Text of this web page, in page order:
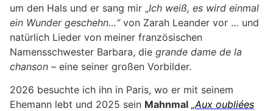
um den Hals und er sang mir „Ich weiß, es wird einmal
ein Wunder geschehn…“von Zarah Leander vor … und
natürlich Lieder von meiner französischen
Namensschwester Barbara, die grande dame de la
chanson – eine seiner großen Vorbilder.
2026 besuchte ich ihn in Paris, wo er mit seinem
Ehemann lebt und 2025 sein Mahnmal „Aux oubliées